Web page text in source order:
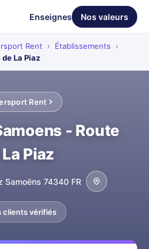
Enseignes Nos valeurs
Rent › Établissements
›
La Piaz
Rent
- Route
Piaz
Samoëns 74340 FR
clients vérifiés